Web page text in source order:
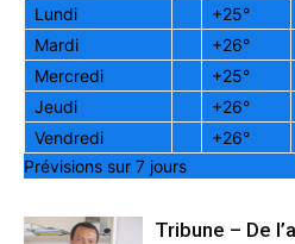
Lundi
+25°
Mardi
+26°
Mercredi
+25°
Jeudi
+26°
Vendredi
+26°
Prévisions sur 7 jours
Tribune – De